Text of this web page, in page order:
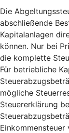
Die
abschließende
Kapitalanlagen
können. Nur bei
die komplette
Für betriebliche
mögliche
Steuererklärung